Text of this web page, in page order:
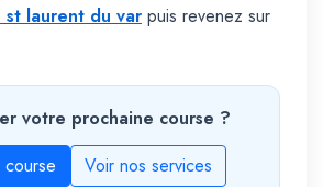
laurent du var puis revenez sur
votre prochaine course ?
course
Voir nos services